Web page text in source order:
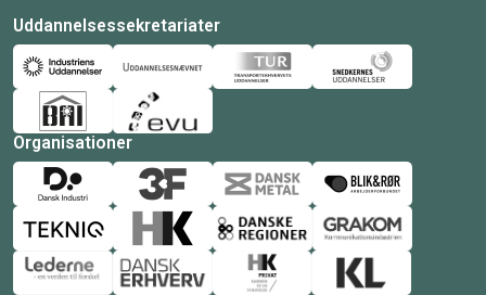
Uddannelsessekretariater
Organisationer